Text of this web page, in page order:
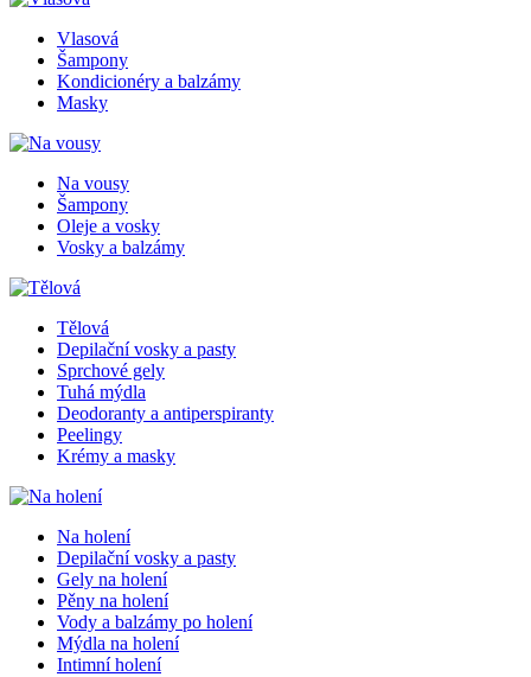
Vlasová
Šampony
Kondicionéry a balzámy
Masky
Na vousy
Šampony
Oleje a vosky
Vosky a balzámy
Tělová
Depilační vosky a pasty
Sprchové gely
Tuhá mýdla
Deodoranty a antiperspiranty
Peelingy
Krémy a masky
Na holení
Depilační vosky a pasty
Gely na holení
Pěny na holení
Vody a balzámy po holení
Mýdla na holení
Intimní holení